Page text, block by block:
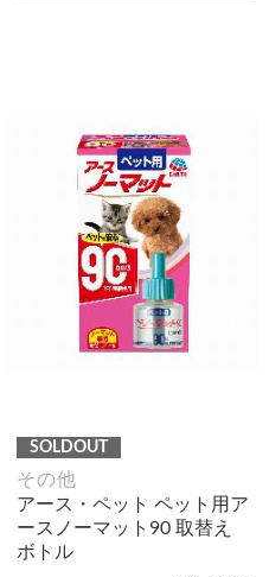
SOLDOUT
その他
アース・ペット ペット用ア
ースノーマット90 取替え
ボトル